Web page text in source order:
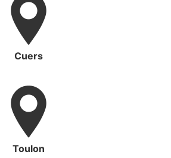
Cuers
Toulon